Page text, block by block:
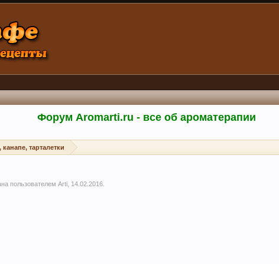
Форум Aromarti.ru - все об ароматерапии
тарталетки
пользователемArti 14.02.2016